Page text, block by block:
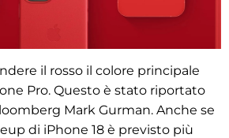
il rosso il colore principale
Pro. Questo è stato riportato
Mark Gurman. Anche se
di iPhone 18 è previsto più